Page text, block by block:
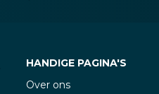
HANDIGE PAGINA'S
Over ons